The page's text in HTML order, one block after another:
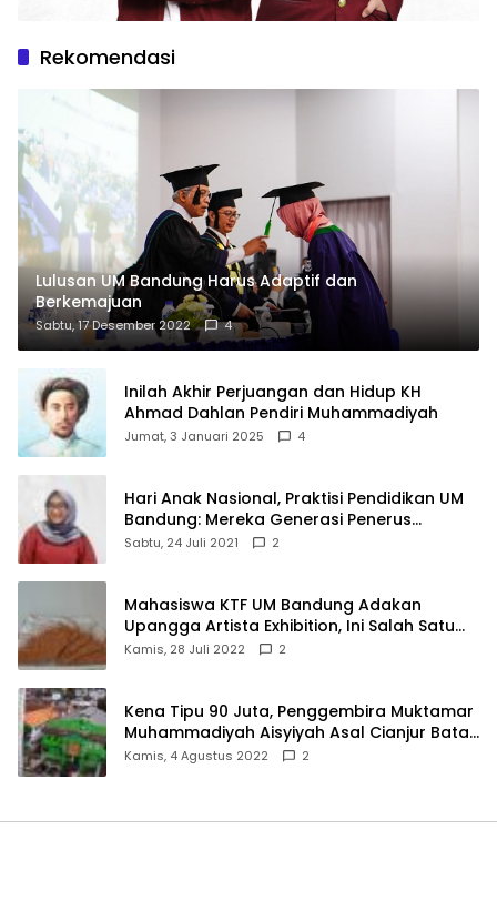
Rekomendasi
Lulusan UM Bandung Harus Adaptif dan
Berkemajuan
Sabtu, 17 Desember 2022 4
Inilah Akhir Perjuangan dan Hidup KH
Ahmad Dahlan Pendiri Muhammadiyah
Jumat, 3 Januari 2025 4
Hari Anak Nasional, Praktisi Pendidikan UM
Bandung: Mereka Generasi Penerus
Bangsa
Sabtu, 24 Juli 2021 2
Mahasiswa KTF UM Bandung Adakan
Upangga Artista Exhibition, Ini Salah Satu
Karyanya
Kamis, 28 Juli 2022 2
Kena Tipu 90 Juta, Penggembira Muktamar
Muhammadiyah Aisyiyah Asal Cianjur Batal
ke Solo
Kamis, 4 Agustus 2022 2